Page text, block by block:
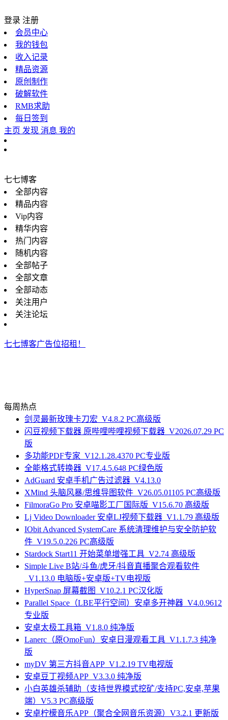
登录 注册
会员中心
我的钱包
收入记录
精品资源
原创制作
破解软件
RMB求助
每日签到
主页 发现 消息 我的
七七博客
全部内容
精品内容
Vip内容
精华内容
热门内容
随机内容
全部帖子
全部文章
全部动态
关注用户
关注论坛
七七博客广告位招租！
每周热点
剑灵最新玫瑰卡刀宏_V4.8.2 PC高级版
闪豆视频下载器 原哔哩哔哩视频下载器_V2026.07.29 PC
版
多功能PDF专家_V12.1.28.4370 PC专业版
全能格式转换器_V17.4.5.648 PC绿色版
AdGuard 安卓手机广告过滤器_V4.13.0
XMind 头脑风暴/思维导图软件_V26.05.01105 PC高级版
FilmoraGo Pro 安卓喵影工厂国际版_V15.6.70 高级版
Lj Video Downloader 安卓LJ视频下载器_V1.1.79 高级版
IObit Advanced SystemCare 系统清理维护与安全防护软
件_V19.5.0.226 PC高级版
Stardock Start11 开始菜单增强工具_V2.74 高级版
Simple Live B站/斗鱼/虎牙/抖音直播聚合观看软件
_V1.13.0 电脑版+安卓版+TV电视版
HyperSnap 屏幕截图_V10.2.1 PC汉化版
Parallel Space（LBE平行空间）安卓多开神器_V4.0.9612
专业版
安卓太极工具箱_V1.8.0 纯净版
Lanerc（原OmoFun）安卓日漫观看工具_V1.1.7.3 纯净
版
myDV 第三方抖音APP_V1.2.19 TV电视版
安卓豆丁视频APP_V3.3.0 纯净版
小白英雄杀辅助（支持世界模式挖矿/支持PC,安卓,苹果
端）V5.3 PC高级版
安卓柠檬音乐APP（聚合全网音乐资源）V3.2.1 更新版